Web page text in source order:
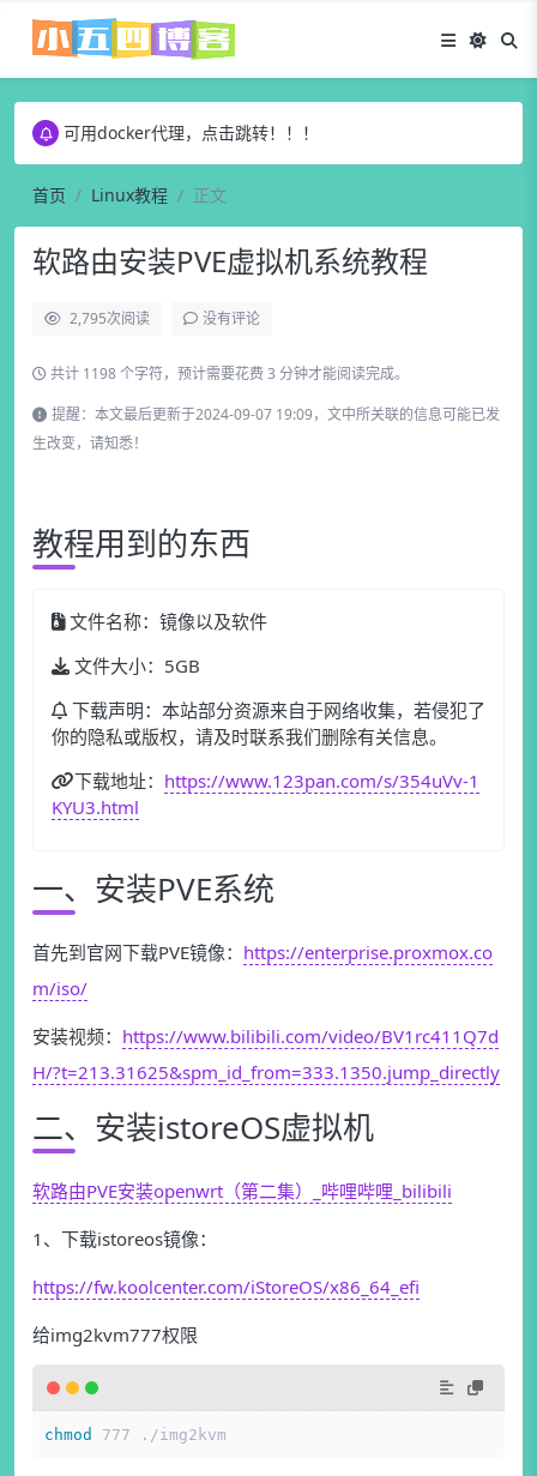
可用docker代理，点击跳转！！！
喜欢小五四博客就Ctrl+D收藏一下吧！！！
访问博客缓慢，就多刷新一下或者挂一个加速器吧
没有找到你需要的就搜索关键词查找🔎吧！！！
可用docker代理，点击跳转！！！
喜欢小五四博客就Ctrl+D收藏一下吧！！！
首页
Linux教程 正文
软路由安装PVE虚拟机系统教程
2,795次阅读 没有评论
共计 1198 个字符，预计需要花费 3 分钟才能阅读完成。
提醒：本文最后更新于2024-09-07 19:09，文中所关联的信息可能已发
生改变，请知悉！
教程用到的东西
文件名称：镜像以及软件
文件大小：5GB
下载声明：本站部分资源来自于网络收集，若侵犯了
你的隐私或版权，请及时联系我们删除有关信息。
下载地址： https://www.123pan.com/s/354uVv-1
KYU3.html
一、安装PVE系统
首先到官网下载PVE镜像： https://enterprise.proxmox.co
m/iso/
安装视频： https://www.bilibili.com/video/BV1rc411Q7d
H/?t=213.31625&spm_id_from=333.1350.jump_directly
二、安装istoreOS虚拟机
软路由PVE安装openwrt（第二集）_哔哩哔哩_bilibili
1、下载istoreos镜像：
https://fw.koolcenter.com/iStoreOS/x86_64_efi
给img2kvm777权限
chmod 777 ./img2kvm